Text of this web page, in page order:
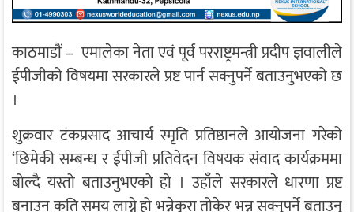
काठमाडाैं – एमालेका नेता एवं पूर्व परराष्ट्रमन्त्री प्रदीप ज्ञवालीले
ईपीजीको विषयमा सरकारले प्रष्ट पार्न सक्नुपर्ने बताउनुभएको छ
।
शुक्रवार टंकप्रसाद आचार्य स्मृति प्रतिष्ठानले आयोजना गरेको
‘छिमेकी सम्बन्ध र ईपीजी प्रतिवेदन विषयक संवाद कार्यक्रममा
बोल्दै यस्तो बताउनुभएको हो । उहाँले सरकारले धारणा प्रष्ट
बनाउन कति समय लाग्ने हो भन्नेकुरा तोकेर भन्न सक्नुपर्ने बताउनु